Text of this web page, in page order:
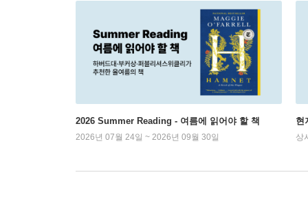
2026 Summer Reading - 여름에 읽어야 할 책
2026년 07월 24일 ~ 2026년 09월 30일
현
상